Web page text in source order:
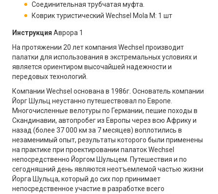
Соединительная трубчатая муфта.
Коврик туристический Wechsel Mola М: 1 шт
Инструкция Аврора 1
На протяжении 20 лет компания Wechsel производит
палатки для использования в экстремальных условиях и
является ориентиром высочайшей надежности и
передовых технологий.
Компании Wechsel основана в 1986г. Основатель компании
Йорг Шульц неустанно путешествовал по Европе.
Многочисленные велотуры по Германии, пешие походы в
Скандинавии, автопробег из Европы через всю Африку и
назад (более 37 000 км за 7 месяцев) воплотились в
незаменимый опыт, результаты которого были применены
на практике при проектировании палаток Wechsel
непосредственно Йоргом Шульцем. Путешествия и по
сегодняшний день являются неотъемлемой частью жизни
Йорга Шульца, который до сих пор принимает
непосредственное участие в разработке всего